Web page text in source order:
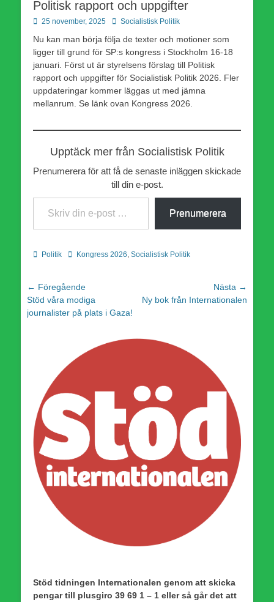
Politisk rapport och uppgifter
Publicerad
25 november, 2025 Författare
Socialistisk Politik
Nu kan man börja följa de texter och motioner som
ligger till grund för SP:s kongress i Stockholm 16-18
januari. Först ut är styrelsens förslag till Politisk
rapport och uppgifter för Socialistisk Politik 2026. Fler
uppdateringar kommer läggas ut med jämna
mellanrum.
Se länk ovan Kongress 2026.
Upptäck mer från Socialistisk Politik
Prenumerera för att få de senaste inläggen skickade
till din e-post.
Skriv din e-post …
Prenumerera
Kategorier
Politik Etiketter
Kongress 2026 Socialistisk Politik
Inläggsnavigering
← Föregående
Föregående
inlägg:
Stöd våra modiga
journalister på plats i Gaza!
Nästa →
Nästa
Ny bok från Internationalen
Stöd tidningen Internationalen genom att skicka
pengar till plusgiro 39 69 1 – 1 eller så går det att